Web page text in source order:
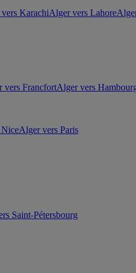
KarachiAlger vers Lahore
vers FrancfortAlger vers
Alger vers Paris
Saint-Pétersbourg